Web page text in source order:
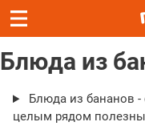
Блюда из
Блюда из бананов
целым рядом